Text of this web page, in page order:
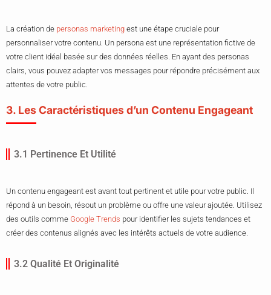
La création de personas marketing est une étape cruciale pour
personnaliser votre contenu. Un persona est une représentation fictive de
votre client idéal basée sur des données réelles. En ayant des personas
clairs, vous pouvez adapter vos messages pour répondre précisément aux
attentes de votre public.
3. Les Caractéristiques d’un Contenu Engageant
3.1 Pertinence Et Utilité
Un contenu engageant est avant tout pertinent et utile pour votre public. Il
répond à un besoin, résout un problème ou offre une valeur ajoutée. Utilisez
des outils comme Google Trends pour identifier les sujets tendances et
créer des contenus alignés avec les intérêts actuels de votre audience.
3.2 Qualité Et Originalité